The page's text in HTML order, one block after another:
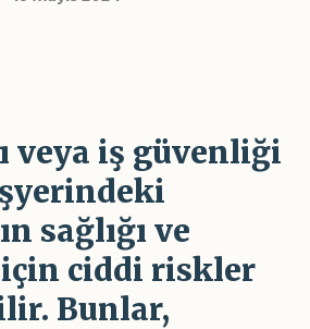
veya iş güvenliği
sağlığı ve
ciddi riskler
Bunlar,